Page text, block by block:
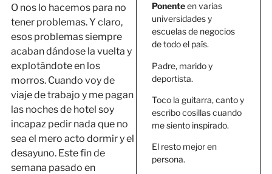
O nos lo hacemos para no
tener problemas. Y claro,
esos problemas siempre
acaban dándose la vuelta y
explotándote en los
morros. Cuando voy de
viaje de trabajo y me pagan
las noches de hotel soy
incapaz pedir nada que no
sea el mero acto dormir y el
desayuno. Este fin de
semana pasado en
Ponenteen varias
universidades y
escuelas de negocios
de todo el país.
Padre, marido y
deportista.
Toco la guitarra, canto y
escribo cosillas cuando
me siento inspirado.
El resto mejor en
persona.